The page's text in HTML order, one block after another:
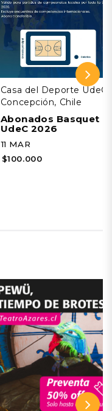
Casa del Deporte UdeC,
Concepción, Chile
Abonados Basquet
UdeC 2026
11 MAR
$100.000